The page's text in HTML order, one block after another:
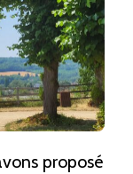
proposé